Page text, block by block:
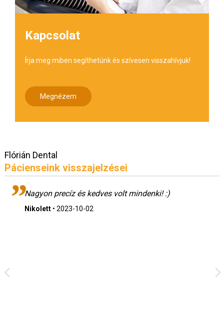
Kapcsolat
Írja meg miben segíthetünk és szívesen visszahívjuk!
Megnézem
Flórián Dental
Pácienseink visszajelzései
Nagyon precíz és kedves volt mindenki! :)
Nikolett• 2023-10-02